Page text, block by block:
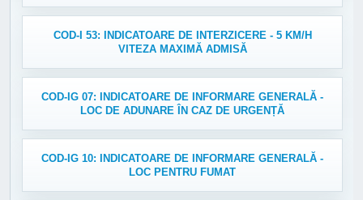
COD-I 53: INDICATOARE DE INTERZICERE - 5 KM/H
VITEZA MAXIMĂ ADMISĂ
COD-IG 07: INDICATOARE DE INFORMARE GENERALĂ -
LOC DE ADUNARE ÎN CAZ DE URGENȚĂ
COD-IG 10: INDICATOARE DE INFORMARE GENERALĂ -
LOC PENTRU FUMAT